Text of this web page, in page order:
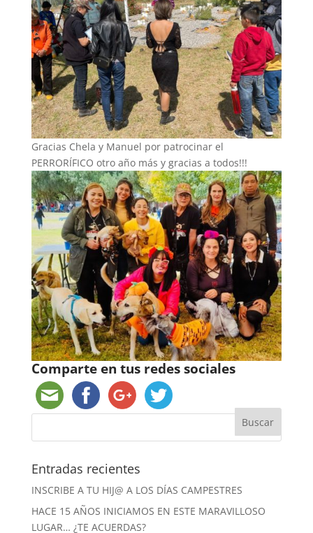
Gracias Chela y Manuel por patrocinar el
PERRORÍFICO otro año más y gracias a todos!!!
Comparte en tus redes sociales
Entradas recientes
INSCRIBE A TU HIJ@ A LOS DÍAS CAMPESTRES
HACE 15 AÑOS INICIAMOS EN ESTE MARAVILLOSO
LUGAR… ¿TE ACUERDAS?